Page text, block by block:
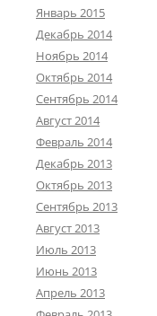
Январь 2015
Декабрь 2014
Ноябрь 2014
Октябрь 2014
Сентябрь 2014
Август 2014
Февраль 2014
Декабрь 2013
Октябрь 2013
Сентябрь 2013
Август 2013
Июль 2013
Июнь 2013
Апрель 2013